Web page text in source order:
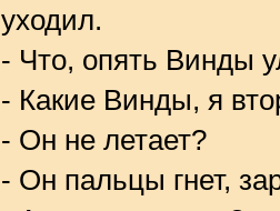
уходил.
- Что, опять Винды
- Какие Винды, я
- Он не летает?
- Он пальцы гнет,